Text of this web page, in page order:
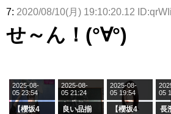
7: 2020/08/10(月) 19:10:20.12
せ～ん！(°∀°)
【櫻坂4
2025-08-
05 23:54
良い品揃
2025-08-
05 21:24
【櫻坂4
2025-08-
05 19:54
長
05